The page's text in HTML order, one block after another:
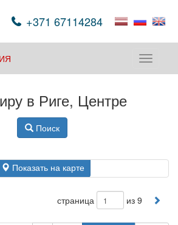
+371 67114284
Toggle
в Риге, Центре
Поиск
Показать на карте
страница из 9